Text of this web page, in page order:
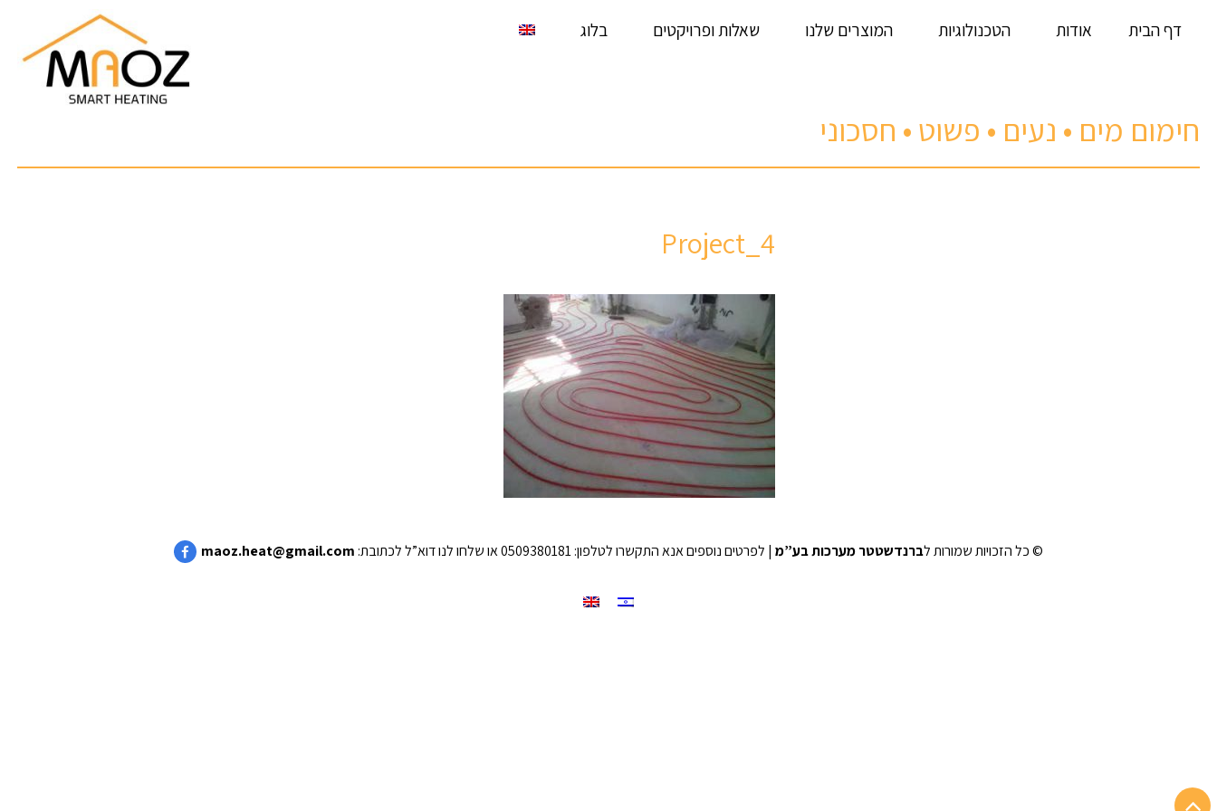
דף הבית אודות הטכנולוגיות המוצרים שלנו שאלות ופרויקטים בלוג
חימום מים • נעים • פשוט • חסכוני
Project_4
© כל הזכויות שמורות לברנדשטטר מערכות בע”מ | לפרטים נוספים אנא התקשרו לטלפון: 0509380181 או שלחו לנו דוא”ל לכתובת: maoz.heat@gmail.com